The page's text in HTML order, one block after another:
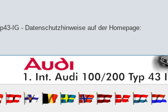
IG - Datenschutzhinweise auf der Homepage: